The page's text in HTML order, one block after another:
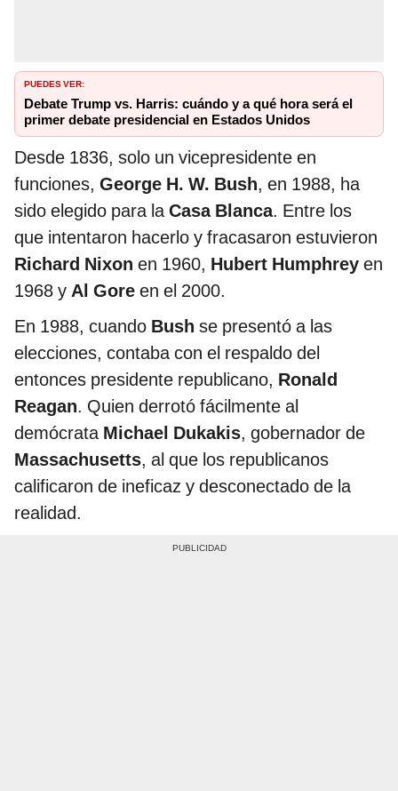
PUEDES VER:
Debate Trump vs. Harris: cuándo y a qué hora será el
primer debate presidencial en Estados Unidos
Desde 1836, solo un vicepresidente en
funciones, George H. W. Bush, en 1988, ha
sido elegido para laCasa Blanca. Entre los
que intentaron hacerlo y fracasaron estuvieron
Richard Nixon en 1960, Hubert Humphrey en
1968 y Al Gore en el 2000.
En 1988, cuando Bush se presentó a las
elecciones, contaba con el respaldo del
entonces presidente republicano, Ronald
Reagan. Quien derrotó fácilmente al
demócrata Michael Dukakis, gobernador de
Massachusetts, al que los republicanos
calificaron de ineficaz y desconectado de la
realidad.